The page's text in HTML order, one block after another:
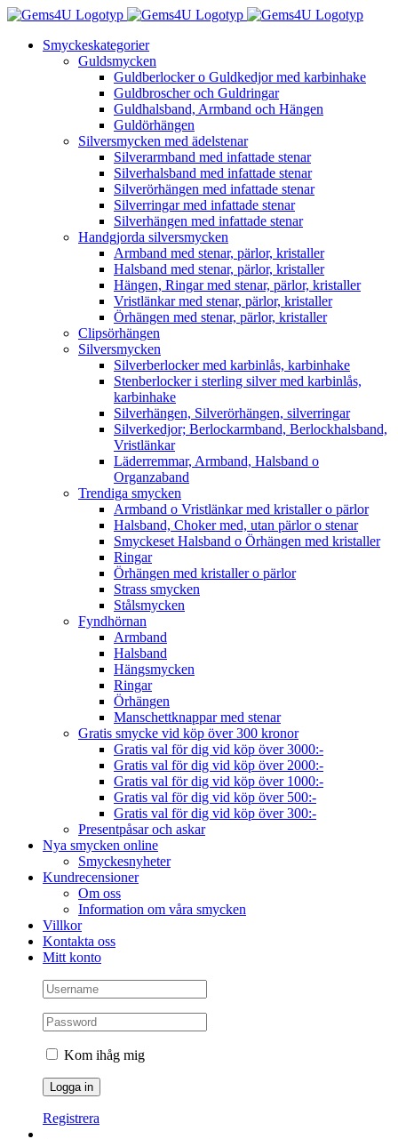
Fortsätt
innehålletSmyckeskategorier
Guldsmycken
Guldberlocker o Guldkedjor med karbinhake
Guldbroscher och Guldringar
Guldhalsband, Armband och Hängen
Guldörhängen
Silversmycken med ädelstenar
Silverarmband med infattade stenar
Silverhalsband med infattade stenar
Silverörhängen med infattade stenar
Silverringar med infattade stenar
Silverhängen med infattade stenar
Handgjorda silversmycken
Armband med stenar, pärlor, kristaller
Halsband med stenar, pärlor, kristaller
Hängen, Ringar med stenar, pärlor, kristaller
Vristlänkar med stenar, pärlor, kristaller
Örhängen med stenar, pärlor, kristaller
Clipsörhängen
Silversmycken
Silverberlocker med karbinlås, karbinhake
Stenberlocker i sterling silver med karbinlås,
karbinhake
Silverhängen, Silverörhängen, silverringar
Silverkedjor; Berlockarmband, Berlockhalsband,
Vristlänkar
Läderremmar, Armband, Halsband o
Organzaband
Trendiga smycken
Armband o Vristlänkar med kristaller o pärlor
Halsband, Choker med, utan pärlor o stenar
Smyckeset Halsband o Örhängen med kristaller
Ringar
Örhängen med kristaller o pärlor
Strass smycken
Stålsmycken
Fyndhörnan
Armband
Halsband
Hängsmycken
Ringar
Örhängen
Manschettknappar med stenar
Gratis smycke vid köp över 300 kronor
Gratis val för dig vid köp över 3000:-
Gratis val för dig vid köp över 2000:-
Gratis val för dig vid köp över 1000:-
Gratis val för dig vid köp över 500:-
Gratis val för dig vid köp över 300:-
Presentpåsar och askar
Nya smycken online
Smyckesnyheter
Kundrecensioner
Om oss
Information om våra smycken
Villkor
Kontakta oss
Mitt konto
Kom ihåg mig
Registrera